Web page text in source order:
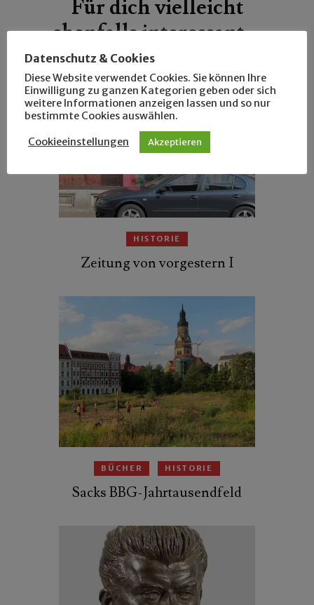
Für dich vielleicht
ebenfalls interessant …
HISTORIE
Zeitung von vorgestern I
BÜCHER HISTORIE
Sacks BBG-Jahrtausendfeld
Datenschutz & Cookies
Diese Website verwendet Cookies. Sie können Ihre
Einwilligung zu ganzen Kategorien geben oder sich
weitere Informationen anzeigen lassen und so nur
bestimmte Cookies auswählen.
Cookieeinstellungen Akzeptieren